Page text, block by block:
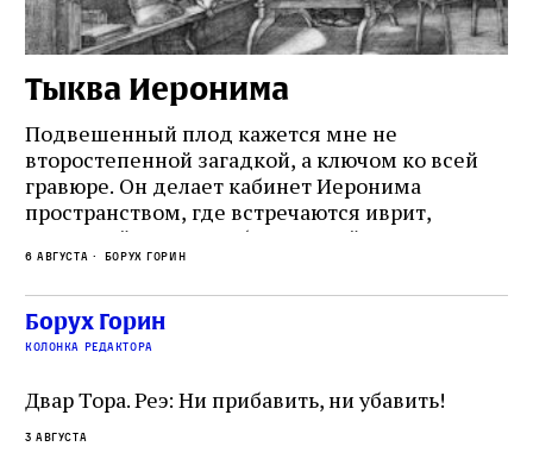
Тыква Иеронима
Подвешенный плод кажется мне не
второстепенной загадкой, а ключом ко всей
гравюре. Он делает кабинет Иеронима
пространством, где встречаются иврит,
греческий и латынь; буквальный смысл и
церковная традиция; филологическая
точность и понятность; переводчик,
убеждённый в необходимости исправления, и
читатель, воспринимающий исправление как
не просто покровитель переводчиков,
окружённый книгами. Перед нами человек,
одно решение которого вызвало возмущение
6 августа Борух Горин
Борух Горин
колонка редактора
Двар Тора. Реэ: Ни прибавить, ни убавить!
3 августа